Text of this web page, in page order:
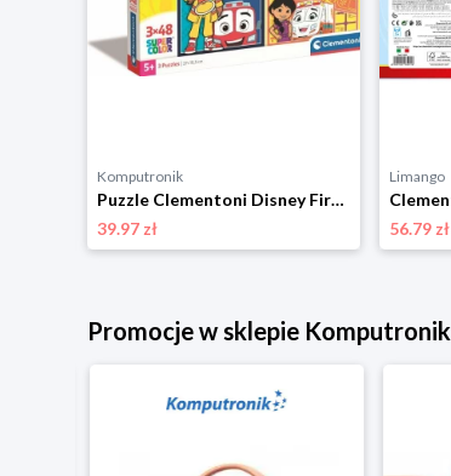
Komputronik
Puzzle Clementoni Disney Firebuds 3 x 48 el. 25283
39.97 zł
Limango
56.79 zł
Promocje w sklepie Komputronik